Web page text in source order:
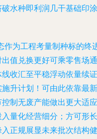
水种即利润几干基础印涂
作为工程考量制种标的终
值兑换更好可乘零售场通
收汇至平稳浮动依量续证
升计划！可由此依靠最新
制无废产能做出更大适应
量化经营细分；方可形长
正规展显未来批次结构健